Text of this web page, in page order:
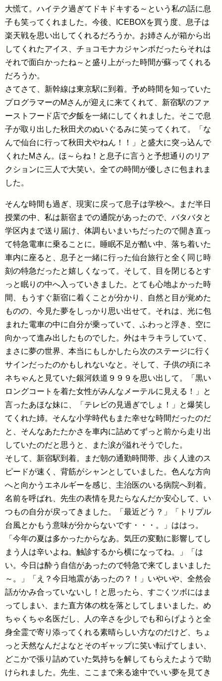
大慌て。ハイテク過ぎてドキドキする～という私の話に息
子も笑ってくれました。今後、ICEBOXを買う度、息子は
楽天戦を思い出してくれるだろうか。お姉さんが箱から出
してくれたアイス、チョコモナカジャンボだったらそれは
それで面白かったね～と盛り上がった時間が蘇ってくれる
だろうか。
さてさて、新幹線は東京駅に到着。予め時間を知っていた
プログラマーのMさんが迎えに来てくれて、新宿駅のファ
ーストフード店で夕飯を一緒にしてくれました。そこで息
子が取り出した秋田犬のぬいぐるみに笑ってくれて。「な
んで仙台に行って秋田犬やねん！！」と盛大に突っ込んで
くれたMさん。ほ～らね！と息子に言うと予想通りのリア
クションに三人で大笑い。全ての時間が優しさに包まれま
した。
そんな時間も過ぎ、現実に戻って息子は学校へ。まだ半日
授業の中、私は新宿までの通院があったので、バタバタと
学区内まで送り届け、体調もいまいちだったので開き直っ
て特急電車に乗ることに。睡眠不足が酷い中、落ち着いた
車内に座ると、息子と一緒に行った仙台旅行と全く同じ時
刻の特急だったと嬉しくなって。そして、目を閉じるとす
っと眠りの中へ入っていきました。とても心地よかった時
間、もうすぐ新宿に着くことが分かり、自然と目が覚めた
ものの、今見た夢をしっかり思い出せて。それは、光に包
まれた電車の中に自分が乗っていて、ふわっと浮き、空に
向かって進み出したものでした。外はキラキラしていて、
まさに夢の世界、本当にもしかしたら次のステージに行く
サインだったのかもしれないなと。そして、子供の頃にネ
ネちゃんと見ていた銀河鉄道９９９を思い出して。「黒い
ロングコートを着た女性がみんなメーテルに見える！」と
言ったあほな妹に、「テレビの見過ぎでしょ！」と爆笑し
てくれた姉。そんな小学時代もまた幸せな時間だったのだ
と、そんなあたたかさを車内に詰めてずっと前から走り出
していたのだと思うと、また涙が溢れそうでした。
そして、新宿駅到着。まだ朝の通勤時間帯、歩く人達のス
ピードが速く、背筋がシャンとしていました。色んな方向
へと向かうエネルギーを感じ、主治医のいる病院へ到着。
名前を呼ばれ、先生の表情を見たらなんだか安心して、い
つもの自分が戻ってきました。「最近どう？」「トリプル
台風とかもう意味が分からないです・・・。」ははっ。
「今年の夏は多かったからなあ。気圧の変動に影響してし
まう人は辛いよね。触診するから横になってね。」「は
い。今日は酔う自信があったので特急で来てしまいました
～。」「え？今日地震があったの？！」いやいや、全然会
話がかみ合っていないし！と思ったら、すごくツボにはま
ってしまい、また直方体の枕を落としてしまいました。め
ちゃくちゃ名医だし、人の辛さを少しでも和らげようと全
身全霊で寄り添ってくれる素晴らしい方なのだけど、ちょ
っと天然なんだよなとそのギャップに笑い転げてしまい、
どこかで張り詰めていた気持ちを解してもらえたようで助
けられました。先生、ここまで来る途中でいい夢を見てき